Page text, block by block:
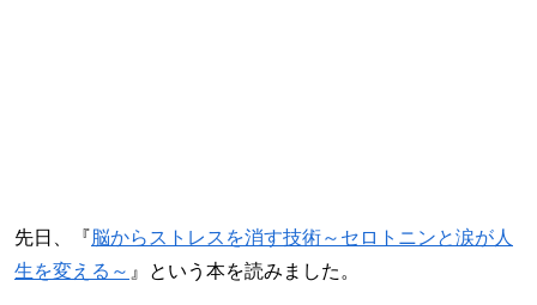
先日、『 脳からストレスを消す技術～セロトニンと涙が人
生を変える～ 』という本を読みました。